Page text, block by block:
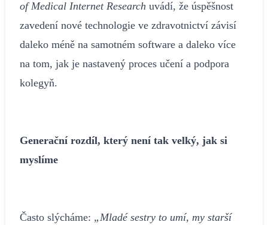
of Medical Internet Research uvádí, že úspěšnost
zavedení nové technologie ve zdravotnictví závisí
daleko méně na samotném software a daleko více
na tom, jak je nastavený proces učení a podpora
kolegyň.
Generační rozdíl, který není tak velký, jak si
myslíme
Často slýcháme: „Mladé sestry to umí, my starší